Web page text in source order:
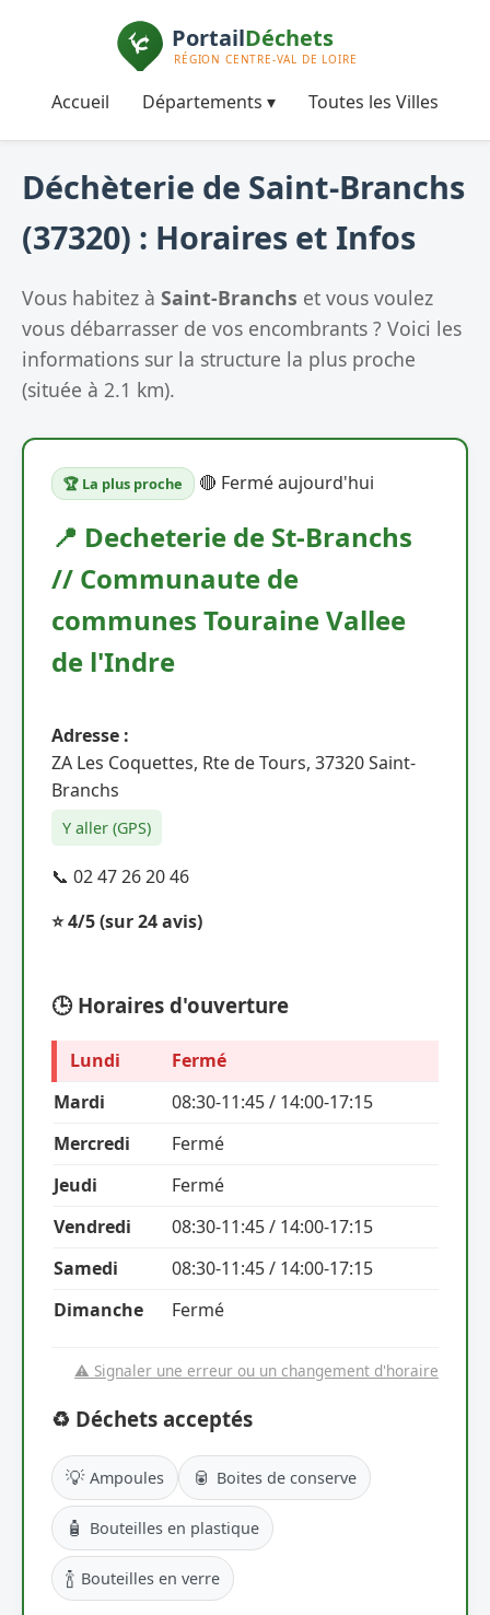
Accueil Départements ▾ Toutes les Villes
Déchèterie de Saint-Branchs
(37320) : Horaires et Infos
Vous habitez à Saint-Branchs et vous voulez
vous débarrasser de vos encombrants ? Voici les
informations sur la structure la plus proche
(située à 2.1 km).
🏆 La plus proche 🔴 Fermé aujourd'hui
📍 Decheterie de St-Branchs
// Communaute de
communes Touraine Vallee
de l'Indre
Adresse :
ZA Les Coquettes, Rte de Tours, 37320 Saint-
Branchs
Y aller (GPS)
📞 02 47 26 20 46
⭐ 4/5(sur 24 avis)
🕒 Horaires d'ouverture
Lundi
Fermé
Mardi
08:30-11:45 / 14:00-17:15
Mercredi
Fermé
Jeudi
Fermé
Vendredi
08:30-11:45 / 14:00-17:15
Samedi
08:30-11:45 / 14:00-17:15
Dimanche
Fermé
⚠️ Signaler une erreur ou un changement d'horaire
♻️ Déchets acceptés
💡 Ampoules 🥫 Boites de conserve
🧴 Bouteilles en plastique
🍾 Bouteilles en verre